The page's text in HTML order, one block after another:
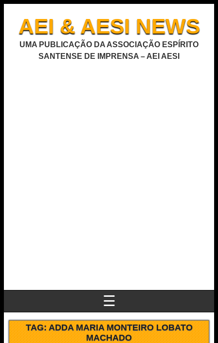
AEI & AESI NEWS
UMA PUBLICAÇÃO DA ASSOCIAÇÃO ESPÍRITO
SANTENSE DE IMPRENSA – AEI AESI
☰
TAG:ADDA MARIA MONTEIRO LOBATO
MACHADO